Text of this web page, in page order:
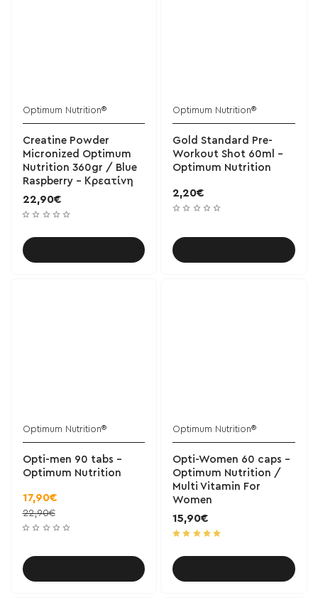
Optimum Nutrition®
Creatine Powder
Micronized Optimum
Nutrition 360gr / Blue
Raspberry - Κρεατίνη
22,90€
Optimum Nutrition®
Gold Standard Pre-
Workout Shot 60ml -
Optimum Nutrition
2,20€
Optimum Nutrition®
Opti-men 90 tabs -
Optimum Nutrition
17,90€
22,90€
Optimum Nutrition®
Opti-Women 60 caps -
Optimum Nutrition /
Multi Vitamin For
Women
15,90€